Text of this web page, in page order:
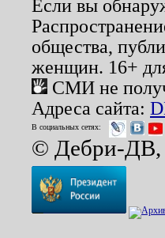
Если вы
общества,
женщин. 16+
СМИ не
Адреса сайта:
В социальных сетях:
© Дебри-ДВ,